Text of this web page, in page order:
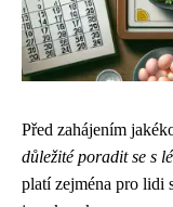
Před zahájením
důležité poradit se s
platí zejména pro lidi